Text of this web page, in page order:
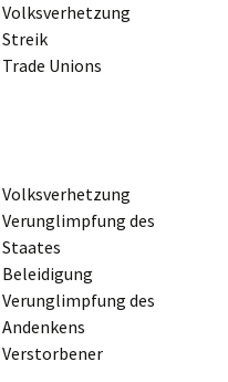
Volksverhetzung
Streik
Trade Unions
Volks­ver­het­zung
Verun­glimp­fung des
Staates
Beleidigung
Verun­glimp­fung des
Andenkens
Verstorbener